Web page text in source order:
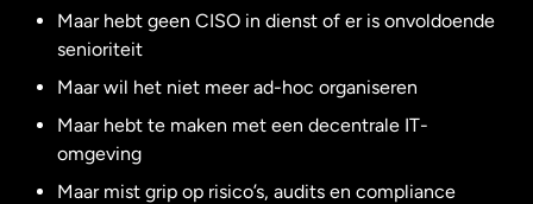
Maar hebt geen CISO in dienst of er is onvoldoende
senioriteit
Maar wil het niet meer ad-hoc organiseren
Maar hebt te maken met een decentrale IT-
omgeving
Maar mist grip op risico’s, audits en compliance